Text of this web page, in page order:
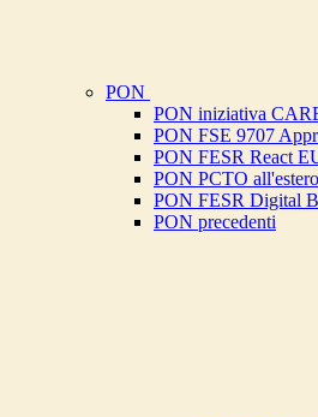
PON
PON iniziativa
PON FSE 9707
PON FESR React
PON PCTO all'estero
PON FESR Digital
PON precedenti